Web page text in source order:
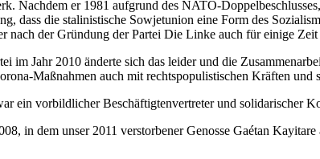
Nachdem er 1981 aufgrund des NATO-
dass die stalinistische Sowjetunion eine Form des
nach der Gründung der Partei Die Linke auch für einige Zeit
im Jahr 2010 änderte sich das leider und die
Maßnahmen auch mit rechtspopulistischen Kräften
ein vorbildlicher Beschäftigtenvertreter und solidarischer
in dem unser 2011 verstorbener Genosse Gaétan